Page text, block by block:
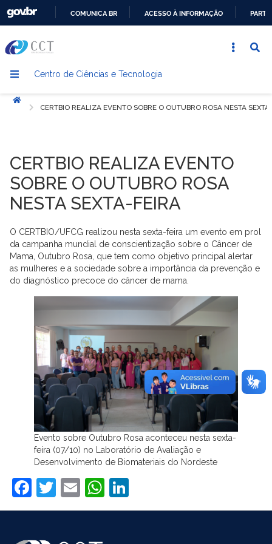
CONTEÚDO
COMUNICA BR ACESSO À INFORMAÇÃO
Centro de Ciências e Tecnologia
Início
CERTBIO REALIZA EVENTO SOBRE O OUTUBRO ROSA NESTA
CERTBIO REALIZA EVENTO
SOBRE O OUTUBRO ROSA
NESTA SEXTA-FEIRA
O CERTBIO/UFCG realizou nesta sexta-feira um evento em prol
da campanha mundial de conscientização sobre o Câncer de
Mama, Outubro Rosa, que tem como objetivo principal alertar
as mulheres e a sociedade sobre a importância da prevenção e
do diagnóstico precoce do câncer de mama.
Evento sobre Outubro Rosa aconteceu nesta sexta-
feira (07/10) no Laboratório de Avaliação e
Desenvolvimento de Biomateriais do Nordeste
Facebook
Twitter
EmailWhatsApp